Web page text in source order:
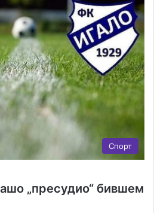
Спорт
„пресудио“ бившем